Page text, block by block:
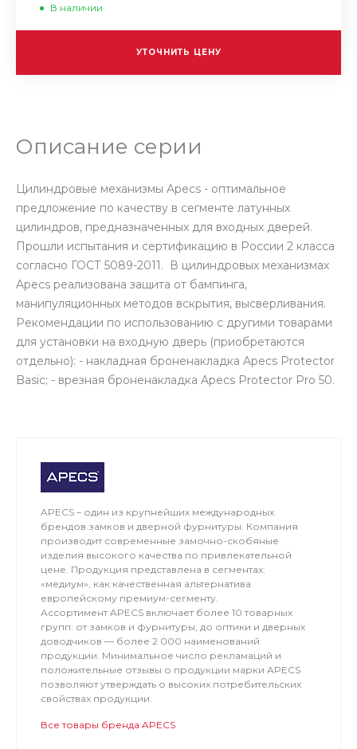
В наличии
УТОЧНИТЬ ЦЕНУ
Описание серии
Цилиндровые механизмы Apecs - оптимальное
предложение по качеству в сегменте латунных
цилиндров, предназначенных для входных дверей.
Прошли испытания и сертификацию в России 2 класса
согласно ГОСТ 5089-2011. В цилиндровых механизмах
Apecs реализована защита от бампинга,
манипуляционных методов вскрытия, высверливания.
Рекомендации по использованию с другими товарами
для установки на входную дверь (приобретаются
отдельно): - накладная броненакладка Apecs Protector
Basic; - врезная броненакладка Apecs Protector Pro 50.
APECS – один из крупнейших международных
брендов замков и дверной фурнитуры. Компания
производит современные замочно-скобяные
изделия высокого качества по привлекательной
цене. Продукция представлена в сегментах:
«медиум», как качественная альтернатива
европейскому премиум-сегменту.
Ассортимент APECS включает более 10 товарных
групп: от замков и фурнитуры, до оптики и дверных
доводчиков — более 2 000 наименований
продукции. Минимальное число рекламаций и
положительные отзывы о продукции марки APECS
позволяют утверждать о высоких потребительских
свойствах продукции.
Все товары бренда APECS